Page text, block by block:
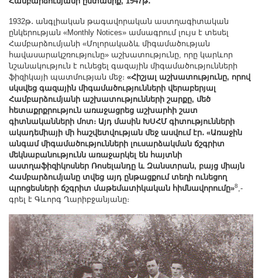
1932թ․ անգլիական թագավորական աստղագիտական
ընկերության «Monthly Notices» ամսագրում լույս է տեսել
Համբարձումյանի «Մոլորակաձև միգամածության
հավասարակշռությունը» աշխատությունը, որը կարևոր
նշանակություն է ունեցել գազային միգամածությունների
ֆիզիկայի պատմության մեջ։ «Հիշյալ աշխատությունը, որով
սկսվեց գազային միգամածությունների վերաբերյալ
Համբարձումյանի աշխատությունների շարքը, մեծ
հետաքրքրություն առաջացրեց աշխարհի շատ
գիտնականների մոտ։ Այդ մասին ԽՍՀՄ գիտությունների
ակադեմիայի մի հաշվետվության մեջ ասվում էր․ «Առաջին
անգամ միգամածությունների լուսարձակման ճշգրիտ
մեկնաբանությունն առաջարկել են հայտնի
աստղաֆիզիկոսներ Ռոսելանդը և Զանստրան, բայց միայն
Համբարձումյանը տվեց այդ ընթացքում տեղի ունեցող
պրոցեսների ճշգրիտ մաթեմատիկական հիմնավորումը»8,-
գրել է Գևորգ Ղարիբջանյանը։